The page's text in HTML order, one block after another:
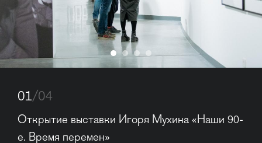
01/04
Открытие выставки Игоря Мухина «Наши 90-
е. Время перемен»